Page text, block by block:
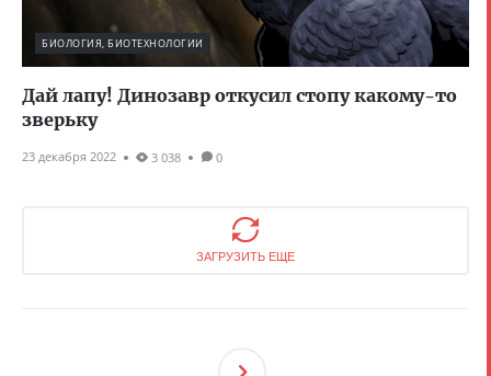
БИОЛОГИЯ, БИОТЕХНОЛОГИИ
Дай лапу! Динозавр откусил стопу какому-то
зверьку
23 декабря 2022 3 038 0
ЗАГРУЗИТЬ ЕЩЕ
Ующ